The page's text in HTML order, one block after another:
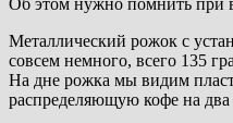
Металлический рожок с
совсем немного, всего 135
На дне рожка мы видим
распределяющую кофе на два